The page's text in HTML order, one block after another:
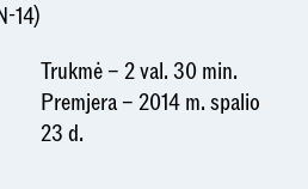
14)
Trukmė – 2 val. 30 min.
Premjera – 2014 m. spalio
23 d.